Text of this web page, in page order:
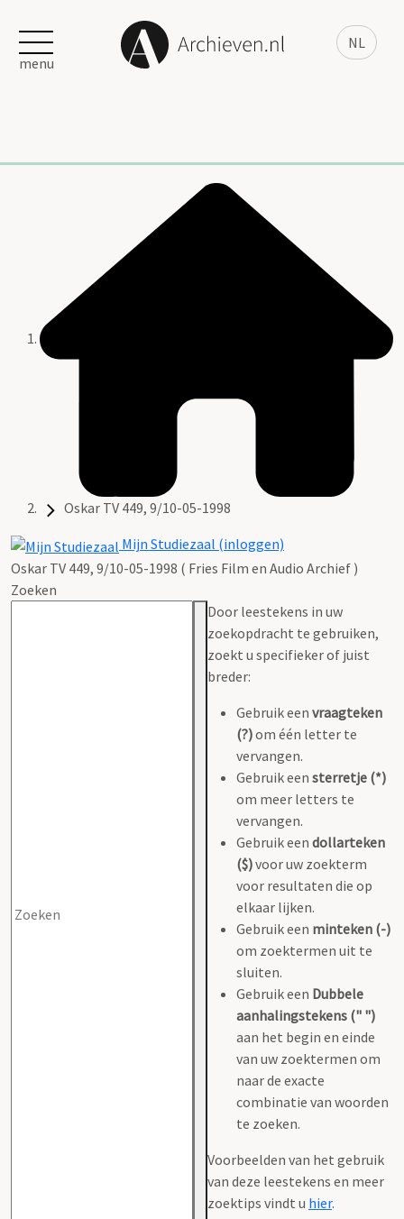
NL
menu
Oskar TV 449, 9/10-05-1998
Mijn Studiezaal (inloggen)
Oskar TV 449, 9/10-05-1998 ( Fries Film en Audio Archief )
Zoeken
Door leestekens in uw
zoekopdracht te gebruiken,
zoekt u specifieker of juist
breder:
Gebruik een vraagteken
(?)om één letter te
vervangen.
Gebruik een sterretje (*)
om meer letters te
vervangen.
Gebruik een dollarteken
($)voor uw zoekterm
voor resultaten die op
elkaar lijken.
Gebruik een minteken (-)
om zoektermen uit te
sluiten.
Gebruik een Dubbele
aanhalingstekens (" ")
aan het begin en einde
van uw zoektermen om
naar de exacte
combinatie van woorden
te zoeken.
Voorbeelden van het gebruik
van deze leestekens en meer
zoektips vindt u hier.